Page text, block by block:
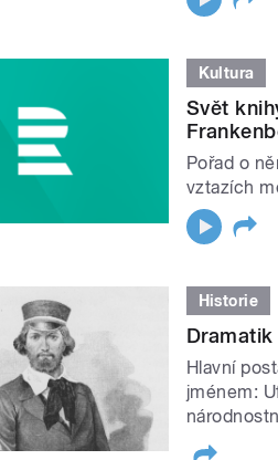
Kultura
Svět
Pořad o
vztazích
Historie
Hlavní
jménem: